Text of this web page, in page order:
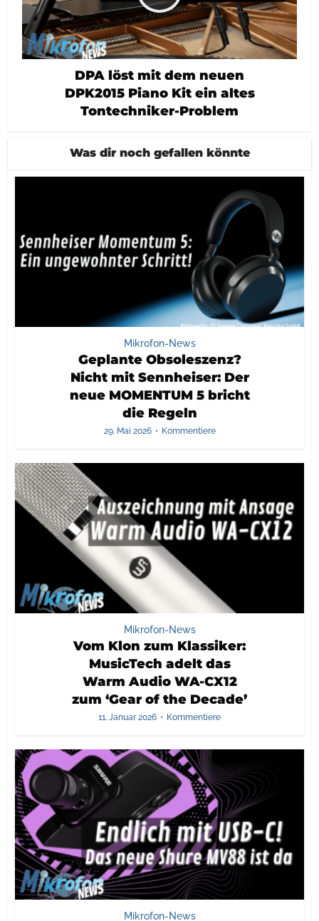
DPA löst mit dem neuen
DPK2015 Piano Kit ein altes
Tontechniker-Problem
Was dir noch gefallen könnte
Mikrofon-News
Geplante Obsoleszenz?
Nicht mit Sennheiser: Der
neue MOMENTUM 5 bricht
die Regeln
29. Mai 2026 Kommentiere
Mikrofon-News
Vom Klon zum Klassiker:
MusicTech adelt das
Warm Audio WA-CX12
zum ‘Gear of the Decade’
11. Januar 2026 Kommentiere
Mikrofon-News